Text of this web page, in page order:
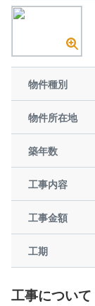
物件種別
物件所在地
築年数
工事内容
工事金額
工期
工事について